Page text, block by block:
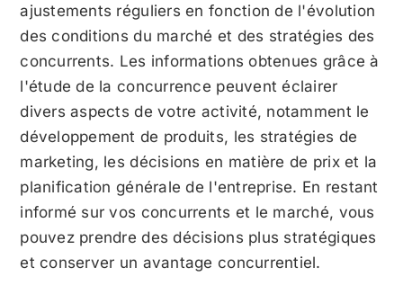
ajustements réguliers en fonction de l'évolution
des conditions du marché et des stratégies des
concurrents. Les informations obtenues grâce à
l'étude de la concurrence peuvent éclairer
divers aspects de votre activité, notamment le
développement de produits, les stratégies de
marketing, les décisions en matière de prix et la
planification générale de l'entreprise. En restant
informé sur vos concurrents et le marché, vous
pouvez prendre des décisions plus stratégiques
et conserver un avantage concurrentiel.